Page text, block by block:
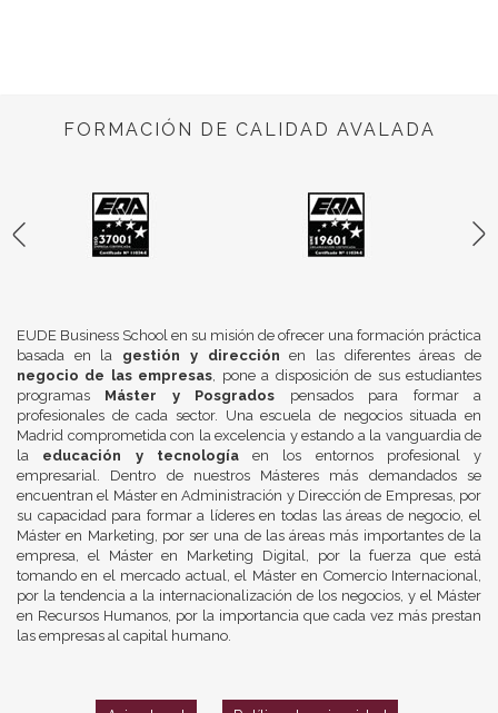
FORMACIÓN DE CALIDAD AVALADA
EUDE Business School en su misión de ofrecer una formación práctica
basada en la gestión y dirección en las diferentes áreas de
negocio de las empresas, pone a disposición de sus estudiantes
programas Máster y Posgrados pensados para formar a
profesionales de cada sector. Una escuela de negocios situada en
Madrid comprometida con la excelencia y estando a la vanguardia de
la educación y tecnologíaen los entornos profesional y
empresarial. Dentro de nuestros Másteres más demandados se
encuentran el Máster en Administración y Dirección de Empresas, por
su capacidad para formar a líderes en todas las áreas de negocio, el
Máster en Marketing, por ser una de las áreas más importantes de la
empresa, el Máster en Marketing Digital, por la fuerza que está
tomando en el mercado actual, el Máster en Comercio Internacional,
por la tendencia a la internacionalización de los negocios, y el Máster
en Recursos Humanos, por la importancia que cada vez más prestan
las empresas al capital humano.